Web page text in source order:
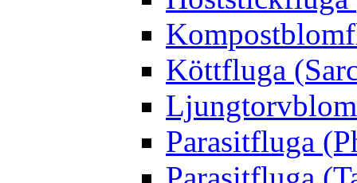
Köttfluga
Parasitfluga